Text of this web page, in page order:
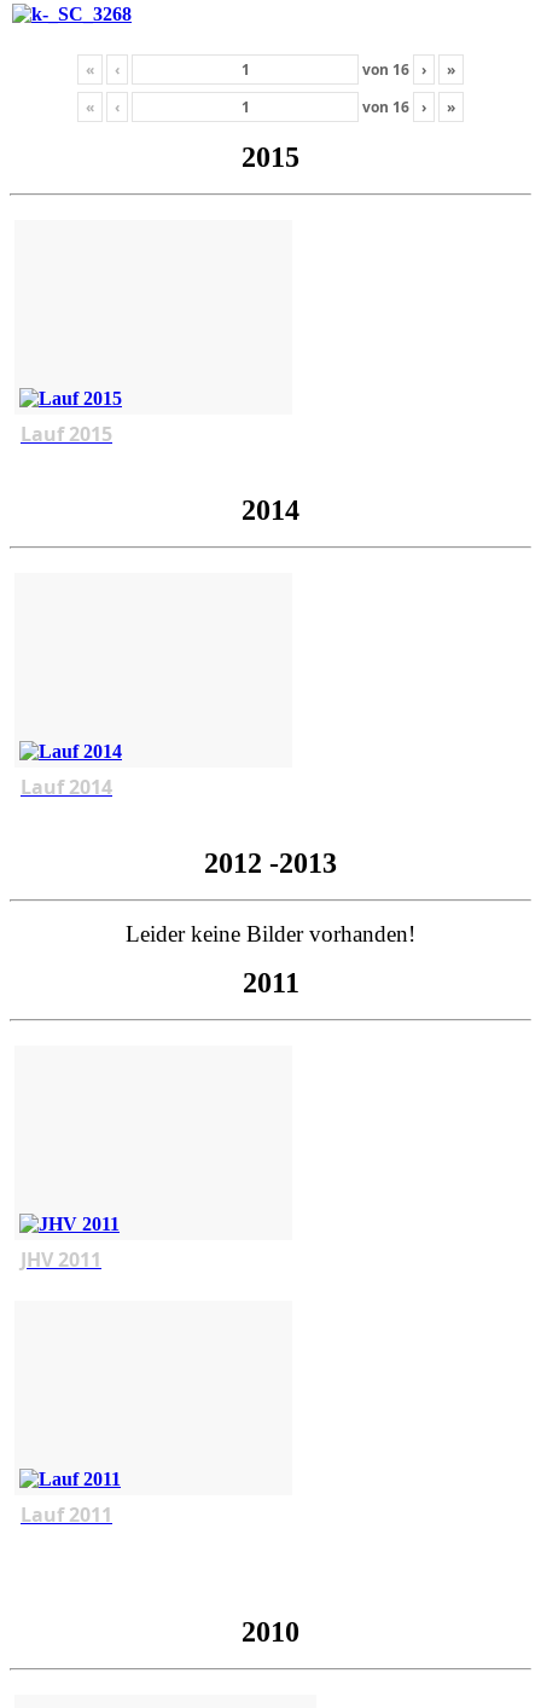
« ‹ von 16 ›
»
«
‹ von 16 › »
2015
Lauf 2015
2014
Lauf 2014
2012 -2013
Leider keine Bilder vorhanden!
2011
JHV 2011
Lauf 2011
2010